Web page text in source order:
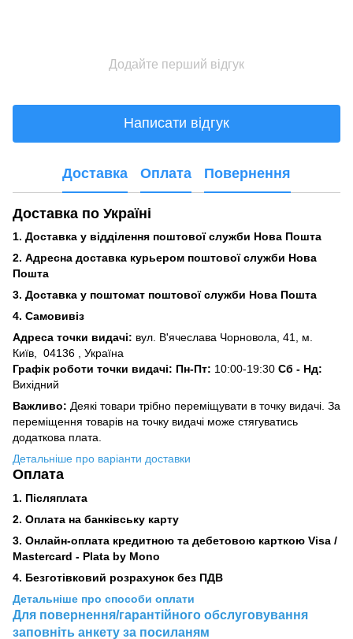
Додайте перший відгук
Написати відгук
Доставка Оплата Повернення
Доставка по Україні
1. Доставка у відділення поштової служби Нова Пошта
2. Адресна доставка курьером поштової служби Нова
Пошта
3. Доставка у поштомат поштової служби Нова Пошта
4. Самовивіз
Адреса точки видачі: вул. В'ячеслава Чорновола, 41, м.
Київ, 04136 , Україна
Графік роботи точки видачі: Пн-Пт: 10:00-19:30 Сб - Нд:
Вихідний
Важливо: Деякі товари трібно переміщувати в точку видачі. За
переміщення товарів на точку видачі може стягуватись
додаткова плата.
Детальніше про варіанти доставки
Оплата
1. Післяплата
2. Оплата на банківську карту
3. Онлайн-оплата кредитною та дебетовою карткою Visa /
Mastercard - Plata by Mono
4. Безготівковий розрахунок без ПДВ
Детальніше про способи оплати
Для повернення/гарантійного обслуговування
заповніть анкету за посиланям